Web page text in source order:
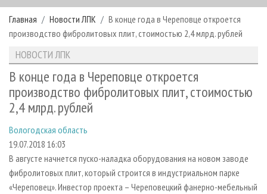
РУБРИКИ И ТЕМЫ
РУБРИКИ ЖУРНАЛА
ЛЕСОЗАГОТОВКА
ЛЕСОПИЛЕНИЕ
ДЕРЕВООБРАБОТКА
СУШКА ДРЕВЕСИНЫ
ПРОИЗВОДСТВО ДРЕВЕСНЫХ ПЛИТ
ДЕРЕВЯННОЕ ДОМОСТРОЕНИЕ
ПРОИЗВОДСТВО МЕБЕЛИ
НОВОСТИ
НОВОСТИ ЛПК
НОВОСТИ ЖУРНАЛА
НОВОСТИ КОМПАНИЙ
ПРОЕКТЫ ЛПИ
АНАЛИТИКА
ПРЕДПРИЯТИЯ ЛПК
ЛЕСНЫЕ РЕГИОНЫ РОССИИ
ПЕРСОНЫ
МОБИЛЬНЫЕ ВЫСТАВКИ
ОФИЦИАЛЬНЫЕ ДЕЛЕГАЦИИ
ПРИОРИТЕТНЫЕ ИНВЕСТПРОЕКТЫ
АРХИВ ЖУРНАЛОВ
СТАТЬИ
О ЖУРНАЛЕ
ПОДПИСКА
КОНТАКТЫ
РЕКЛАМОДАТЕЛЯМ
РЕКЛАМА
РЕКЛАМА НА САЙТЕ
Главная Новости ЛПК
В конце года в Череповце откроется
производство фибролитовых плит, стоимостью 2,4 млрд. рублей
НОВОСТИ ЛПК
В конце года в Череповце откроется
производство фибролитовых плит, стоимостью
2,4 млрд. рублей
Вологодская область
19.07.2018 16:03
В августе начнется пуско-наладка оборудования на новом заводе
фибролитовых плит, который строится в индустриальном парке
«Череповец». Инвестор проекта – Череповецкий фанерно-мебельный